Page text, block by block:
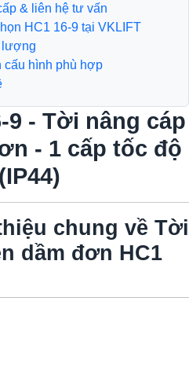
& liên hệ tư vấn
HC1 16-9 tại VKLIFT
hình phù hợp
9 - Tời nâng cáp
- 1 cấp tốc độ
(IP44)
chung về Tời
dầm đơn HC1